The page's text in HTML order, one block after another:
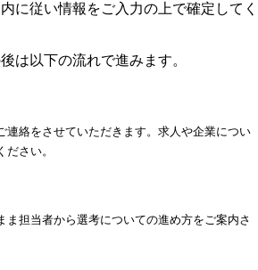
に従い情報をご入力の上で確定してく
は以下の流れで進みます。
連絡をさせていただきます。求人や企業につい
さい。
ま担当者から選考についての進め方をご案内さ